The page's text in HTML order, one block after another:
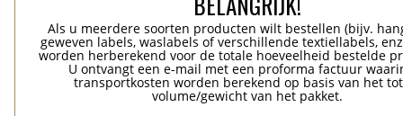
Als u meerdere soorten producten wilt bestellen (bijv.
geweven labels, waslabels of verschillende textiellabels,
worden herberekend voor de totale hoeveelheid bestelde
U ontvangt een e-mail met een proforma factuur
transportkosten worden berekend op basis van het
volume/gewicht van het pakket.